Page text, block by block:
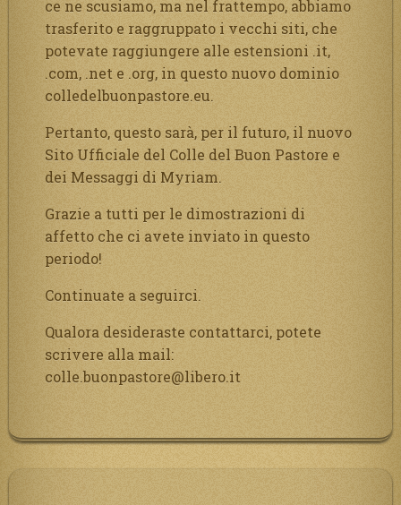
ce ne scusiamo, ma nel frattempo, abbiamo
trasferito e raggruppato i vecchi siti, che
potevate raggiungere alle estensioni .it,
.com, .net e .org, in questo nuovo dominio
colledelbuonpastore.eu.
Pertanto, questo sarà, per il futuro, il nuovo
Sito Ufficiale del Colle del Buon Pastore e
dei Messaggi di Myriam.
Grazie a tutti per le dimostrazioni di
affetto che ci avete inviato in questo
periodo!
Continuate a seguirci.
Qualora desideraste contattarci, potete
scrivere alla mail:
colle.buonpastore@libero.it